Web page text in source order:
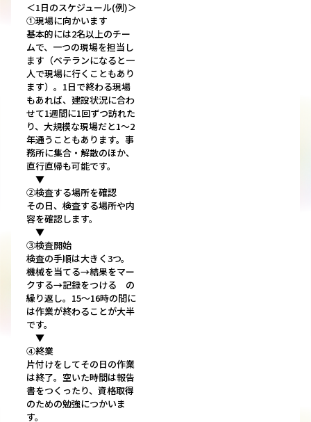
＜1日のスケジュール(例)＞
①現場に向かいます
基本的には2名以上のチー
ムで、一つの現場を担当し
ます（ベテランになると一
人で現場に行くこともあり
ます）。1日で終わる現場
もあれば、建設状況に合わ
せて1週間に1回ずつ訪れた
り、大規模な現場だと1～2
年通うこともあります。事
務所に集合・解散のほか、
直行直帰も可能です。
▼
②検査する場所を確認
その日、検査する場所や内
容を確認します。
▼
③検査開始
検査の手順は大きく3つ。
機械を当てる→結果をマー
クする→記録をつける の
繰り返し。15～16時の間に
は作業が終わることが大半
です。
▼
④終業
片付けをしてその日の作業
は終了。空いた時間は報告
書をつくったり、資格取得
のための勉強につかいま
す。